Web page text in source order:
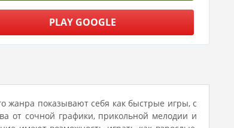
PLAY GOOGLE
жанра показывают себя как быстрые игры, с
от сочной графики, прикольной мелодии и